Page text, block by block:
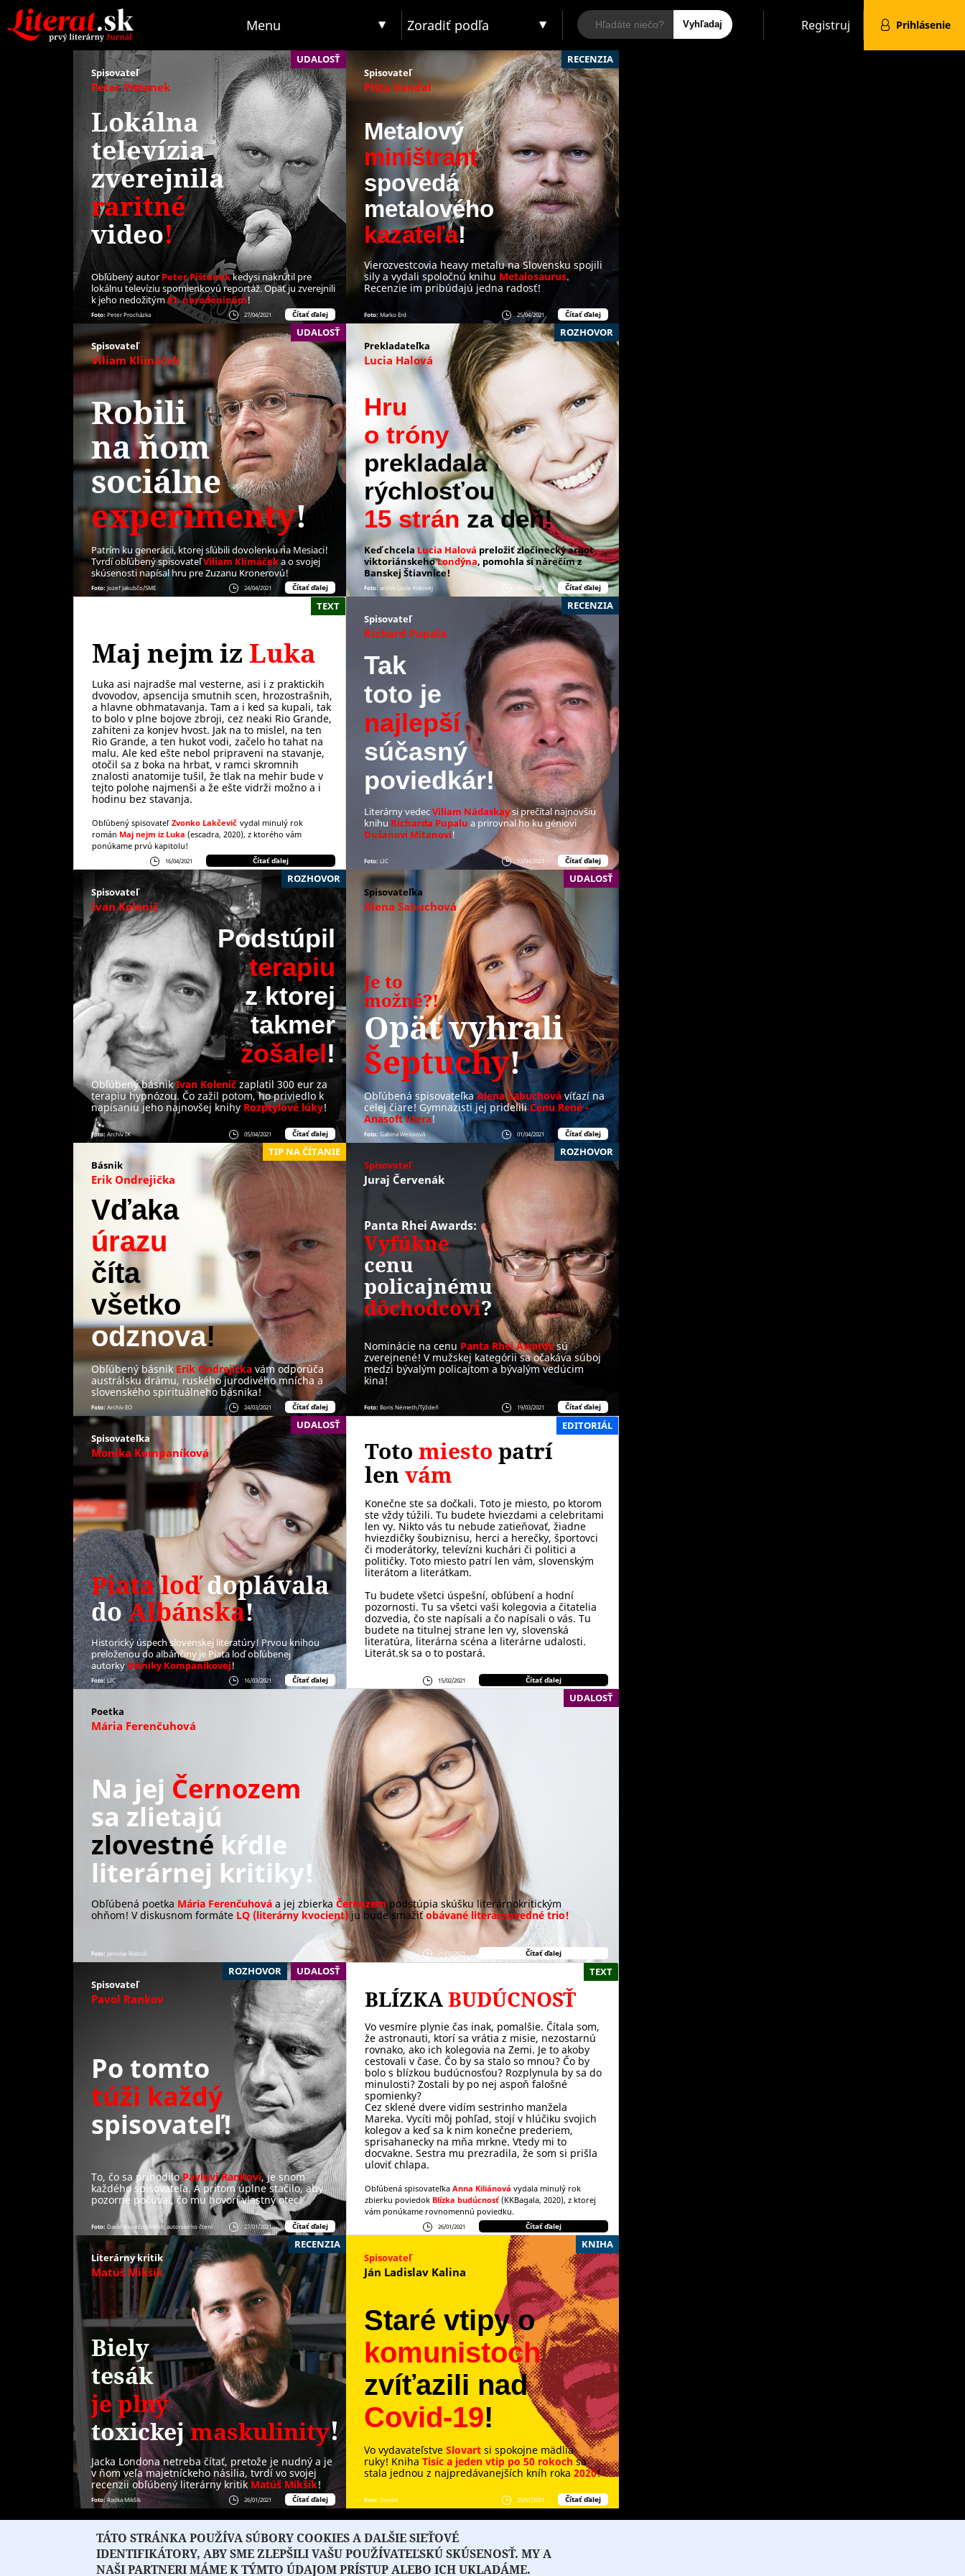
Menu Zoradiť podľa Hľadať Registruj Prihlásenie
UDALOSŤ
Spisovateľ
Peter Pišťanek
Lokálna
televízia
zverejnila
raritné
video!
Obľúbený autorPeter Pišťanekkedysi nakrútil pre
lokálnu televíziu spomienkovú reportáž. Opäť ju zverejnili
k jeho nedožitým61. narodeninám!
27/04/2021 Čítať ďalej
Foto: Peter Procházka
RECENZIA
Spisovateľ
Pišta Vandal
Metalový
miništrant
spovedá
metalového
kazateľa!
Vierozvestcovia heavy metalu na Slovensku spojili
sily a vydali spoločnú knihu Metalosaurus.
Recenzie im pribúdajú jedna radosť!
25/04/2021 Čítať ďalej
Foto: Marko Erd
UDALOSŤ
Spisovateľ
Viliam Klimáček
Robili
na ňom
sociálne
experimenty!
Patrím ku generácii, ktorej sľúbili dovolenku na Mesiaci!
Tvrdí obľúbený spisovateľViliam Klimáčeka o svojej
skúsenosti napísal hru pre Zuzanu Kronerovú!
24/04/2021 Čítať ďalej
Foto: Jozef Jakubčo/SME
ROZHOVOR
Prekladateľka
Lucia Halová
Hru
o tróny
prekladala
rýchlosťou
15 strán za deň!
Keď chcelaLucia Halová preložiť zločinecký argot
viktoriánskehoLondýna, pomohla si nárečím z
Banskej Štiavnice!
21/04/2021 Čítať ďalej
Foto:archív Lucie Halovej
TEXT
Maj nejm iz Luka
Luka asi najradše mal vesterne, asi i z praktickih
dvovodov, apsencija smutnih scen, hrozostrašnih,
a hlavne obhmatavanja. Tam a i ked sa kupali, tak
to bolo v plne bojove zbroji, cez neaki Rio Grande,
zahiteni za konjev hvost. Jak na to mislel, na ten
Rio Grande, a ten hukot vodi, začelo ho tahat na
malu. Ale ked ešte nebol pripraveni na stavanje,
otočil sa z boka na hrbat, v ramci skromnih
znalosti anatomije tušil, že tlak na mehir bude v
tejto polohe najmenši a že ešte vidrži možno a i
hodinu bez stavanja.
Obľúbený spisovateľ Zvonko Lakčevič vydal minulý rok
román Maj nejm iz Luka (escadra, 2020), z ktorého vám
ponúkame prvú kapitolu!
16/04/2021 Čítať ďalej
RECENZIA
Spisovateľ
Richard Pupala
Tak
toto je
najlepší
súčasný
poviedkár!
Literárny vedecViliam Nádaskaysi prečítal najnovšiu
knihu Richarda Pupalu a prirovnal ho ku géniovi
Dušanovi Mitanovi!
13/04/2021 Čítať ďalej
Foto: LIC
ROZHOVOR
Spisovateľ
Ivan Kolenič
Podstúpil
terapiu
z ktorej
takmer
zošalel!
Obľúbený básnikIvan Kolenič zaplatil 300 eur za
terapiu hypnózou. Čo zažil potom, ho priviedlo k
napísaniu jeho najnovšej knihy Rozptylové lúky!
05/04/2021 Čítať ďalej
Foto: Archív IK
UDALOSŤ
Spisovateľka
Alena Sabuchová
Je to
možné?!
Opäťvyhrali
Šeptuchy!
Obľúbená spisovateľkaAlena Sabuchová víťazí na
celej čiare! Gymnazisti jej prideliliCenu René -
Anasoft litera!
01/04/2021 Čítať ďalej
Foto: Gabina Weissová
TIP NA ČÍTANIE
Básnik
Erik Ondrejička
Vďaka
úrazu
číta
všetko
odznova!
Obľúbený básnik Erik Ondrejička vám odporúča
austrálsku drámu, ruského jurodivého mnícha a
slovenského spirituálneho básnika!
24/03/2021 Čítať ďalej
Foto: Archív EO
ROZHOVOR
Spisovateľ
Juraj Červenák
Panta Rhei Awards:
Vyfúkne
cenu
policajnému
dôchodcovi?
Nominácie na cenu Panta Rhei Awardssú
zverejnené! V mužskej kategórii sa očakáva súboj
medzi bývalým policajtom a bývalým vedúcim
kina!
19/03/2021 Čítať ďalej
Foto: Boris Németh/Týždeň
UDALOSŤ
Spisovateľka
Monika Kompaníková
Piata loďdoplávala
doAlbánska!
Historický úspech slovenskej literatúry! Prvou knihou
preloženou do albánčiny je Piata loď obľúbenej
autorkyMoniky Kompaníkovej!
16/03/2021 Čítať ďalej
Foto:LIC
EDITORIÁL
Toto miesto patrí
lenvám
Konečne ste sa dočkali. Toto je miesto, po ktorom
ste vždy túžili. Tu budete hviezdami a celebritami
len vy. Nikto vás tu nebude zatieňovať, žiadne
hviezdičky šoubiznisu, herci a herečky, športovci
či moderátorky, televízni kuchári či politici a
političky. Toto miesto patrí len vám, slovenským
literátom a literátkam.
Tu budete všetci úspešní, obľúbení a hodní
pozornosti. Tu sa všetci vaši kolegovia a čitatelia
dozvedia, čo ste napísali a čo napísali o vás. Tu
budete na titulnej strane len vy, slovenská
literatúra, literárna scéna a literárne udalosti.
Literát.sk sa o to postará.
15/02/2021 Čítať ďalej
UDALOSŤ
Poetka
Mária Ferenčuhová
Na jej Černozem
sa zlietajú
zlovestné kŕdle
literárnej kritiky!
Obľúbená poetka Mária Ferenčuhová a jej zbierka Černozem podstúpia skúšku literárnokritickým
ohňom! V diskusnom formáte LQ (literárny kvocient)ju bude smažiťobávané literárnovedné trio!
21/02/2021 Čítať ďalej
Foto: Jaroslav Ridzoň
ROZHOVOR
UDALOSŤ
Spisovateľ
Pavol Rankov
Po tomto
túži každý
spisovateľ!
To, čo sa prihodiloPavlovi Rankovi, je snom
každého spisovateľa. A pritom úplne stačilo, aby
pozorne počúval, čo mu hovorí vlastný otec!
27/01/2021 Čítať ďalej
Foto: David Konečný/Měsíc autorského čtení
TEXT
BLÍZKABUDÚCNOSŤ
Vo vesmíre plynie čas inak, pomalšie. Čítala som,
že astronauti, ktorí sa vrátia z misie, nezostarnú
rovnako, ako ich kolegovia na Zemi. Je to akoby
cestovali v čase. Čo by sa stalo so mnou? Čo by
bolo s blízkou budúcnosťou? Rozplynula by sa do
minulosti? Zostali by po nej aspoň falošné
spomienky?
Cez sklené dvere vidím sestrinho manžela
Mareka. Vycíti môj pohľad, stojí v hlúčiku svojich
kolegov a keď sa k nim konečne prederiem,
sprisahanecky na mňa mrkne. Vtedy mi to
docvakne. Sestra mu prezradila, že som si prišla
uloviť chlapa.
Obľúbená spisovateľka Anna Kiliánová vydala minulý rok
zbierku poviedok Blízka budúcnosť (KKBagala, 2020), z ktorej
vám ponúkame rovnomennú poviedku.
26/01/2021 Čítať ďalej
RECENZIA
Literárny kritik
Matúš Mikšík
Biely
tesák
je plný
toxickejmaskulinity!
Jacka Londona netreba čítať, pretože je nudný a je
v ňom veľa majetníckeho násilia, tvrdí vo svojej
recenzii obľúbený literárny kritik Matúš Mikšík!
26/01/2021 Čítať ďalej
Foto:Radka Mikšík
KNIHA
Spisovateľ
Ján Ladislav Kalina
Staré vtipy o
komunistoch
zvíťazili nad
Covid-19!
Vo vydavateľstve Slovart si spokojne mädlia
ruky! Kniha Tisíc a jeden vtip po 50 rokochsa
stala jednou z najpredávanejších kníh roka 2020!
25/01/2021 Čítať ďalej
Foto: Slovart
STRÁNKY
« prvá ‹ predchádzajúca 1 2 3 4 5 6 nasledujúca ›
TÁTO STRÁNKA POUŽÍVA SÚBORY COOKIES A DALŠIE SIEŤOVÉ
IDENTIFIKÁTORY, ABY SME ZLEPŠILI VAŠU POUŽÍVATEĽSKÚ SKÚSENOSŤ. MY A
NAŠI PARTNERI MÁME K TÝMTO ÚDAJOM PRÍSTUP ALEBO ICH UKLADÁME.